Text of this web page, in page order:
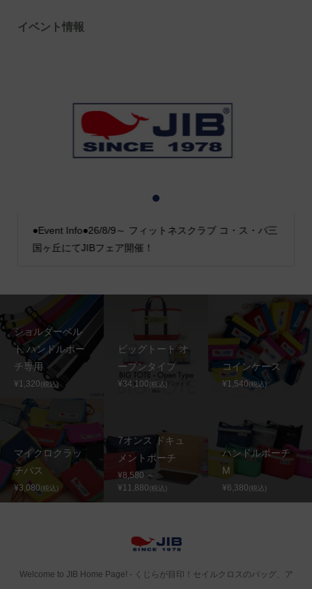
イベント情報
●Event Info●26/8/9～ フィットネスクラブ コ・ス・パ三
国ヶ丘にてJIBフェア開催！
2
ショルダーベル
ト ハンドルポー
チ専用
¥1,320(税込)
ビッグトート オ
ープンタイプ
¥34,100(税込)
コインケース
¥1,540(税込)
マイクロクラッ
チパス
¥3,080(税込)
7オンス ドキュ
メントポーチ
¥8,580 ～
¥11,880(税込)
ハンドルポーチ
M
¥6,380(税込)
Welcome to JIB Home Page! ‐ くじらが目印！セイルクロスのバッグ、ア